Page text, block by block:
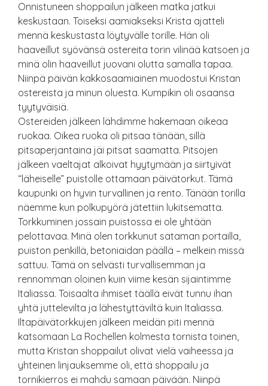
Onnistuneen shoppailun jälkeen matka jatkui
keskustaan. Toiseksi aamiakseksi Krista ajatteli
mennä keskustasta löytyvälle torille. Hän oli
haaveillut syövänsä ostereita torin vilinää katsoen ja
minä olin haaveillut juovani olutta samalla tapaa.
Niinpä päivän kakkosaamiainen muodostui Kristan
ostereista ja minun oluesta. Kumpikin oli osaansa
tyytyväisiä.
Ostereiden jälkeen lähdimme hakemaan oikeaa
ruokaa. Oikea ruoka oli pitsaa tänään, sillä
pitsaperjantaina jäi pitsat saamatta. Pitsojen
jälkeen vaeltajat alkoivat hyytymään ja siirtyivät
“läheiselle” puistolle ottamaan päivätorkut. Tämä
kaupunki on hyvin turvallinen ja rento. Tänään torilla
näemme kun polkupyörä jätettiin lukitsematta.
Torkkuminen jossain puistossa ei ole yhtään
pelottavaa. Minä olen torkkunut sataman portailla,
puiston penkillä, betoniaidan päällä – melkein missä
sattuu. Tämä on selvästi turvallisemman ja
rennomman oloinen kuin viime kesän sijaintimme
Italiassa. Toisaalta ihmiset täällä eivät tunnu ihan
yhtä juttelevilta ja lähestyttäviltä kuin Italiassa.
Iltapäivätorkkujen jälkeen meidän piti mennä
katsomaan La Rochellen kolmesta tornista toinen,
mutta Kristan shoppailut olivat vielä vaiheessa ja
yhteinen linjauksemme oli, että shoppailu ja
tornikierros ei mahdu samaan päivään. Niinpä